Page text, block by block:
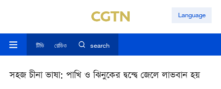
Language
টিভি রেডিও search
সহজ চীনা ভাষা: পাখি ও ঝিনুকের দ্বন্দ্বে জেলে লাভবান হয়